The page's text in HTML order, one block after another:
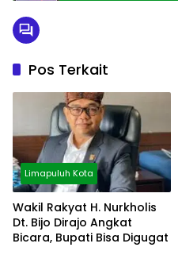
Pos Terkait
Limapuluh Kota
Wakil Rakyat H. Nurkholis
Dt. Bijo Dirajo Angkat
Bicara, Bupati Bisa Digugat